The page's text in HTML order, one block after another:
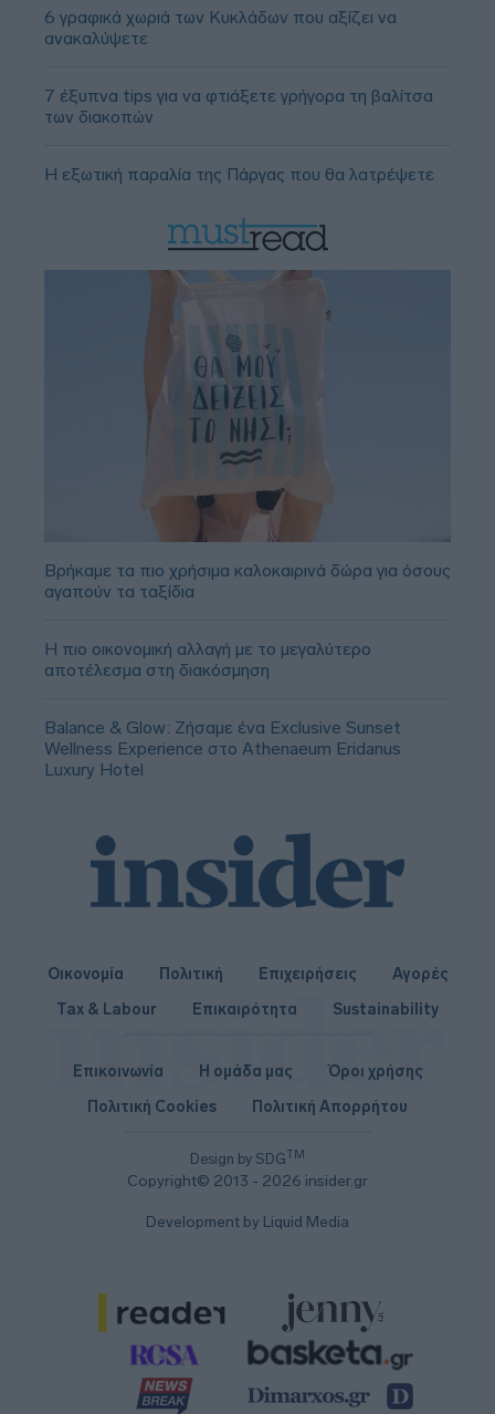
6 γραφικά χωριά των Κυκλάδων που αξίζει να
ανακαλύψετε
7 έξυπνα tips για να φτιάξετε γρήγορα τη βαλίτσα
των διακοπών
Η εξωτική παραλία της Πάργας που θα λατρέψετε
Βρήκαμε τα πιο χρήσιμα καλοκαιρινά δώρα για όσους
αγαπούν τα ταξίδια
Η πιο οικονομική αλλαγή με το μεγαλύτερο
αποτέλεσμα στη διακόσμηση
Balance & Glow: Ζήσαμε ένα Exclusive Sunset
Wellness Experience στο Athenaeum Eridanus
Luxury Hotel
Οικονομία Πολιτική Επιχειρήσεις
Αγορές
Tax & Labour
Επικαιρότητα Sustainability
Design by SDGTM
Copyright© 2013 - 2026 insider.gr
Επικοινωνία Η ομάδα μας
Όροι χρήσης
Πολιτική Cookies
Πολιτική Απορρήτου
Development by Liquid Media